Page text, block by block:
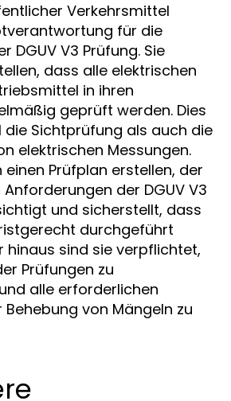
Verkehrsmittel
für die
DGUV V3 Prüfung. Sie
dass alle elektrischen
in ihren
geprüft werden. Dies
Sichtprüfung als auch die
elektrischen Messungen.
Prüfplan erstellen, der
der DGUV V3
und sicherstellt, dass
durchgeführt
hinaus sind sie verpflichtet,
Prüfungen zu
alle erforderlichen
von Mängeln zu